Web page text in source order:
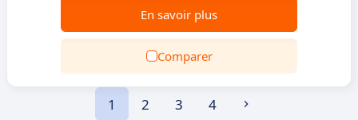
En savoir plus
Comparer
1 2 3 4